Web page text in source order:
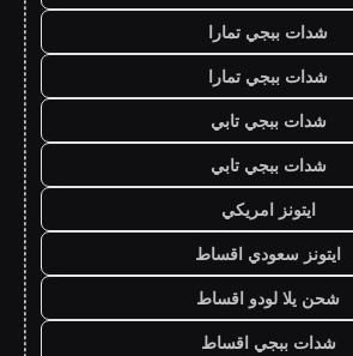
شدات ببجي تمارا
شدات ببجي تمارا
شدات ببجي تابي
شدات ببجي تابي
ايتونز امريكي
ايتونز سعودي اقساط
شحن يلا لودو اقساط
شدات ببجي اقساط